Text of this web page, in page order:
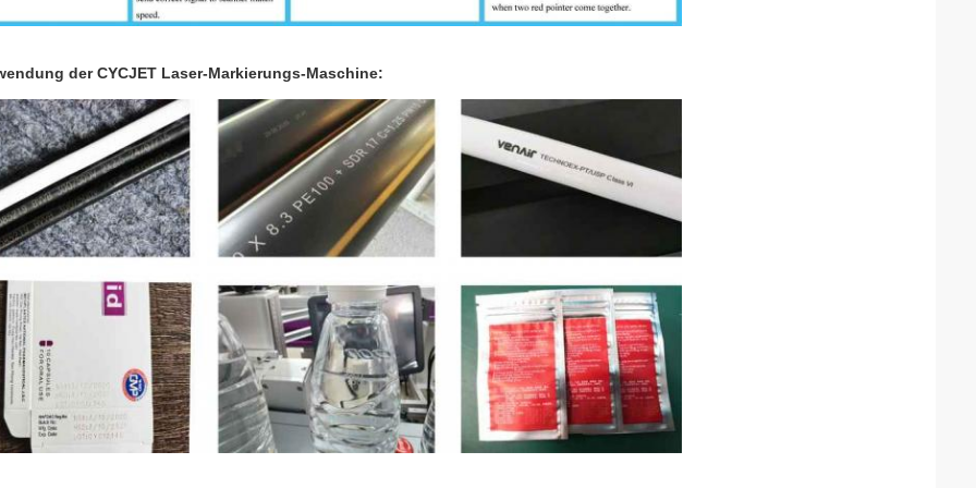
der CYCJET Laser-Markierungs-Maschine: